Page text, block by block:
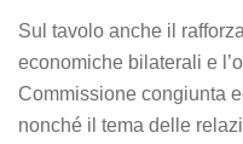
Sul tavolo anche il
economiche bilaterali e
Commissione congiunta
nonché il tema delle